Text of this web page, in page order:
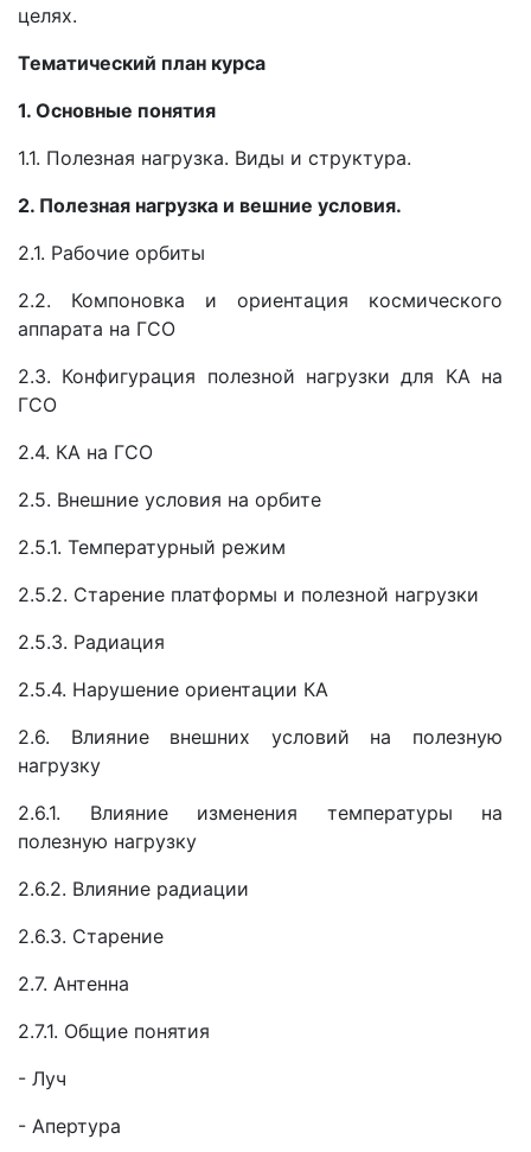
целях.
Тематический план курса
1. Основные понятия
1.1. Полезная нагрузка. Виды и структура.
2. Полезная нагрузка и вешние условия.
2.1. Рабочие орбиты
2.2. Компоновка и ориентация космического
аппарата на ГСО
2.3. Конфигурация полезной нагрузки для КА на
ГСО
2.4. КА на ГСО
2.5. Внешние условия на орбите
2.5.1. Температурный режим
2.5.2. Старение платформы и полезной нагрузки
2.5.3. Радиация
2.5.4. Нарушение ориентации КА
2.6. Влияние внешних условий на полезную
нагрузку
2.6.1. Влияние изменения температуры на
полезную нагрузку
2.6.2. Влияние радиации
2.6.3. Старение
2.7. Антенна
2.7.1. Общие понятия
- Луч
- Апертура